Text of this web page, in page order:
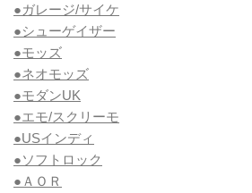
●ガレージ/サイケ
●シューゲイザー
●モッズ
●ネオモッズ
●モダンUK
●エモ/スクリーモ
●USインディ
●ソフトロック
●ＡＯＲ